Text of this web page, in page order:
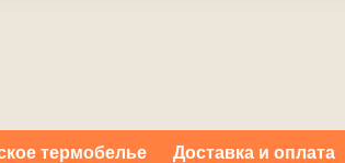
термобелье Доставка и оплата